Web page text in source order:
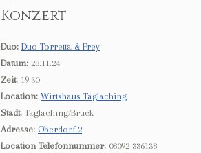
Konzert
Duo: Duo Torretta & Frey
Datum: 28.11.24
Zeit: 19:30
Location: Wirtshaus Taglaching
Stadt: Taglaching/Bruck
Adresse: Oberdorf 2
Location Telefonnummer: 08092 336138